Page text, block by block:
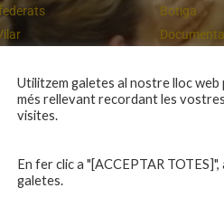
inferiors
casa
Botiga
Intranet
Contacte
Campiones a
Utilitzem galetes al nostre lloc
més rellevant recordant les
visites.
En fer clic a "[ACCEPTAR
galetes.